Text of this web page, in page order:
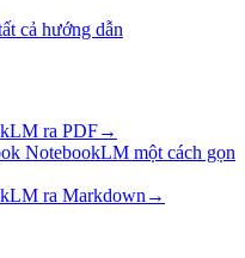
cả hướng dẫn
ra PDF→
NotebookLM một cách gọn
ra Markdown →